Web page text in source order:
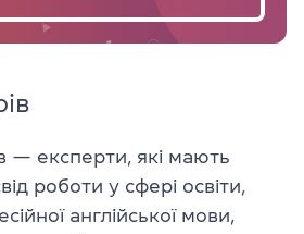
— експерти, які мають
роботи у сфері освіти,
англійської мови,